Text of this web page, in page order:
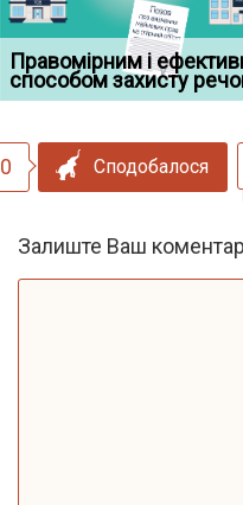
Правомірним і
способом захисту
Водії можуть
компенсацію за
дії
0 Сподобалося
Залиште Ваш